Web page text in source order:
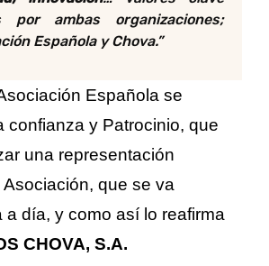
por ambas organizaciones;
Española y Chova.”
Española se
confianza y Patrocinio, que
una representación
que se va
a día, y como así lo reafirma
CHOVA, S.A.